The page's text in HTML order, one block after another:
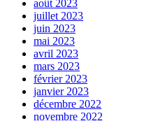
août 2023
juillet 2023
juin 2023
mai 2023
avril 2023
mars 2023
février 2023
janvier 2023
décembre 2022
novembre 2022